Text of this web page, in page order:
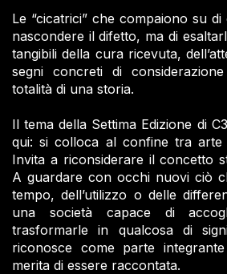
Le “cicatrici” che compaiono su
nascondere il difetto, ma di
tangibili della cura ricevuta,
segni concreti di
totalità di una storia.
Il tema della Settima Edizione di
qui: si colloca al confine tra arte
Invita a riconsiderare il concetto
A guardare con occhi nuovi ciò
tempo, dell’utilizzo o delle
una società capace di
trasformarle in qualcosa di
riconosce come parte
merita di essere raccontata.